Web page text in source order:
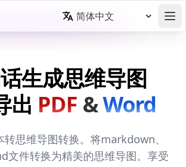
生成思维导图
出
Markdown
PDF &Word
思维导图转换。将markdown、
件转换为精美的思维导图。享受